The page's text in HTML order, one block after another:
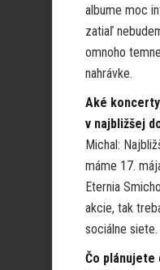
albume moc
zatiaľ
omnoho
nahrávke.
Aké
v najbližšej
Michal:
máme 17.
Eternia
akcie, tak
sociálne siete.
Čo plánujete